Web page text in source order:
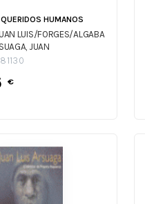
QUERIDOS HUMANOS
LUIS/FORGES/ALGABA
JUAN
ALGABA SUAREZ,
€